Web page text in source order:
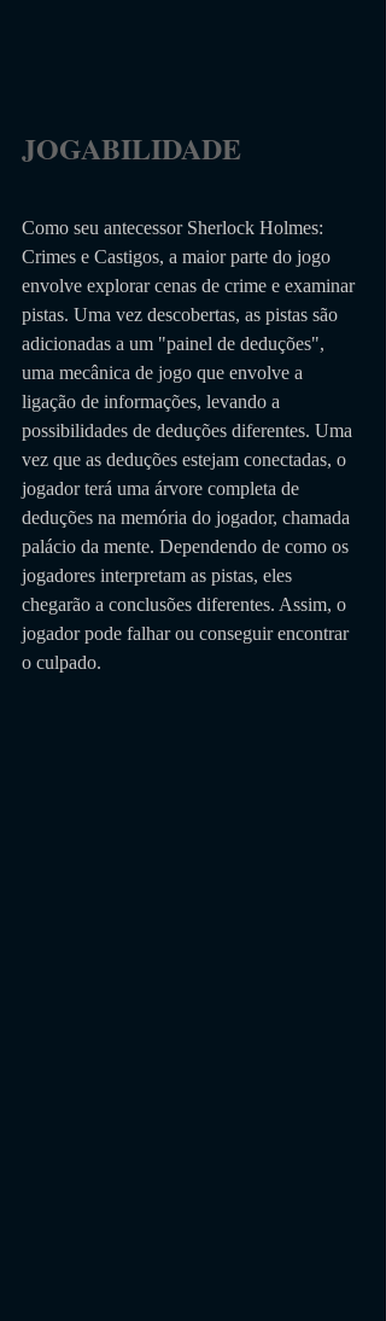
JOGABILIDADE
Como seu antecessor Sherlock Holmes:
Crimes e Castigos, a maior parte do jogo
envolve explorar cenas de crime e examinar
pistas. Uma vez descobertas, as pistas são
adicionadas a um "painel de deduções",
uma mecânica de jogo que envolve a
ligação de informações, levando a
possibilidades de deduções diferentes. Uma
vez que as deduções estejam conectadas, o
jogador terá uma árvore completa de
deduções na memória do jogador, chamada
palácio da mente. Dependendo de como os
jogadores interpretam as pistas, eles
chegarão a conclusões diferentes. Assim, o
jogador pode falhar ou conseguir encontrar
o culpado.